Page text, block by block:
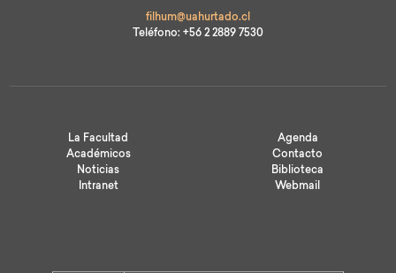
filhum@uahurtado.cl
Teléfono: +56 2 2889 7530
La Facultad
Académicos
Noticias
Intranet
Agenda
Contacto
Biblioteca
Webmail